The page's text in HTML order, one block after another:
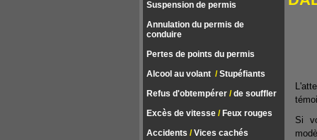
Suspension de permis
Annulation du permis de
conduire
Pertes de points du permis
Alcool au volant /Stupéfiants
Refus d'obtempérer /de souffler
Excès de vitesse / Feux rouges
Accidents /Vices cachés
Si